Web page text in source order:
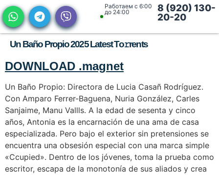
Работаем с 6:00
до 24:00
8 (920) 130-
20-20
Un Baño Propio 2025 Latest To𝚛rents
DOWNLOAD .magnet
Un Baño Propio: Directora de Lucia Casañ Rodríguez.
Con Amparo Ferrer-Baguena, Nuria González, Carles
Sanjaime, Manu Vallls. A la edad de sesenta y cinco
años, Antonia es la encarnación de una ama de casa
especializada. Pero bajo el exterior sin pretensiones se
encuentra una obsesión especial con una marca simple
«Ccupied». Dentro de los jóvenes, toma la prueba como
escritor, escapa de la monotonía de sus aliados y crea